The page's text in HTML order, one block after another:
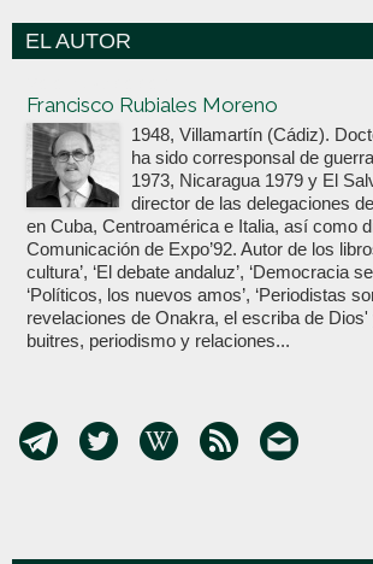
EL AUTOR
Francisco Rubiales Moreno
1948, Villamartín (Cádiz).
ha sido corresponsal de
1973, Nicaragua 1979 y El
director de las delegaciones
en Cuba, Centroamérica e Italia, así como
Comunicación de Expo’92. Autor de los
cultura’, ‘El debate andaluz’, ‘Democracia
‘Políticos, los nuevos amos’, ‘Periodistas
revelaciones de Onakra, el escriba de
buitres, periodismo y relaciones...